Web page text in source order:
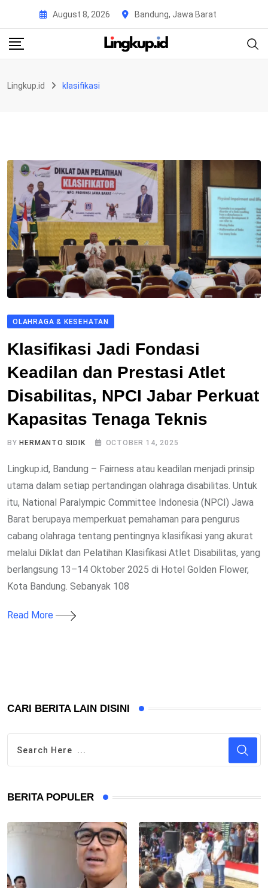
content
August 8, 2026 Bandung, Jawa Barat
Lingkup.id klasifikasi
OLAHRAGA & KESEHATAN
Klasifikasi Jadi Fondasi
Keadilan dan Prestasi Atlet
Disabilitas, NPCI Jabar Perkuat
Kapasitas Tenaga Teknis
BY HERMANTO SIDIK OCTOBER 14, 2025
Lingkup.id, Bandung – Fairness atau keadilan menjadi prinsip
utama dalam setiap pertandingan olahraga disabilitas. Untuk
itu, National Paralympic Committee Indonesia (NPCI) Jawa
Barat berupaya memperkuat pemahaman para pengurus
cabang olahraga tentang pentingnya klasifikasi yang akurat
melalui Diklat dan Pelatihan Klasifikasi Atlet Disabilitas, yang
berlangsung 13–14 Oktober 2025 di Hotel Golden Flower,
Kota Bandung. Sebanyak 108
Read More
CARI BERITA LAIN DISINI
BERITA POPULER